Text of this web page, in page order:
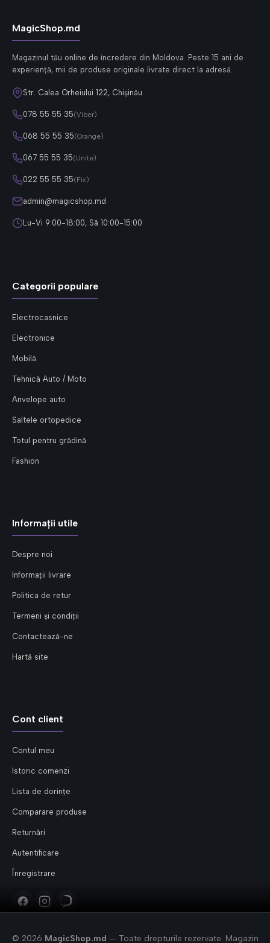
MagicShop.md
Magazinul tău online de încredere din Moldova. Peste 15 ani de
experiență, mii de produse originale livrate direct la adresă.
Str. Calea Orheiului 122, Chișinău
078 55 55 35(Viber)
068 55 55 35(Orange)
067 55 55 35(Unite)
022 55 55 35(Fix)
admin@magicshop.md
Lu-Vi 9:00-18:00, Sâ 10:00-15:00
Categorii populare
Electrocasnice
Electronice
Mobilă
Tehnică Auto / Moto
Anvelope auto
Saltele ortopedice
Totul pentru grădină
Fashion
Informații utile
Despre noi
Informații livrare
Politica de retur
Termeni și condiții
Contactează-ne
Hartă site
Cont client
Contul meu
Istoric comenzi
Lista de dorințe
Comparare produse
Returnări
Autentificare
Înregistrare
© 2026 MagicShop.md — Toate drepturile rezervate. Magazin